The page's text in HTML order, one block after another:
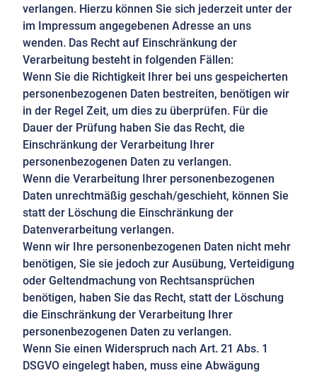
verlangen. Hierzu können Sie sich jederzeit unter der
im Impressum angegebenen Adresse an uns
wenden. Das Recht auf Einschränkung der
Verarbeitung besteht in folgenden Fällen:
Wenn Sie die Richtigkeit Ihrer bei uns gespeicherten
personenbezogenen Daten bestreiten, benötigen wir
in der Regel Zeit, um dies zu überprüfen. Für die
Dauer der Prüfung haben Sie das Recht, die
Einschränkung der Verarbeitung Ihrer
personenbezogenen Daten zu verlangen.
Wenn die Verarbeitung Ihrer personenbezogenen
Daten unrechtmäßig geschah/geschieht, können Sie
statt der Löschung die Einschränkung der
Datenverarbeitung verlangen.
Wenn wir Ihre personenbezogenen Daten nicht mehr
benötigen, Sie sie jedoch zur Ausübung, Verteidigung
oder Geltendmachung von Rechtsansprüchen
benötigen, haben Sie das Recht, statt der Löschung
die Einschränkung der Verarbeitung Ihrer
personenbezogenen Daten zu verlangen.
Wenn Sie einen Widerspruch nach Art. 21 Abs. 1
DSGVO eingelegt haben, muss eine Abwägung